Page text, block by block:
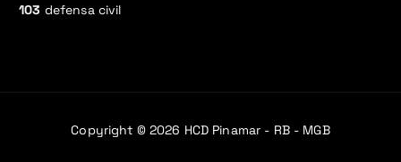
103 defensa civil
Copyright © 2026 HCD Pinamar - RB - MGB